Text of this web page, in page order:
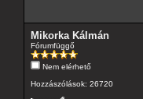
Mikorka Kálmán
Fórumfüggő
Nem elérhető
Hozzászólások: 26720